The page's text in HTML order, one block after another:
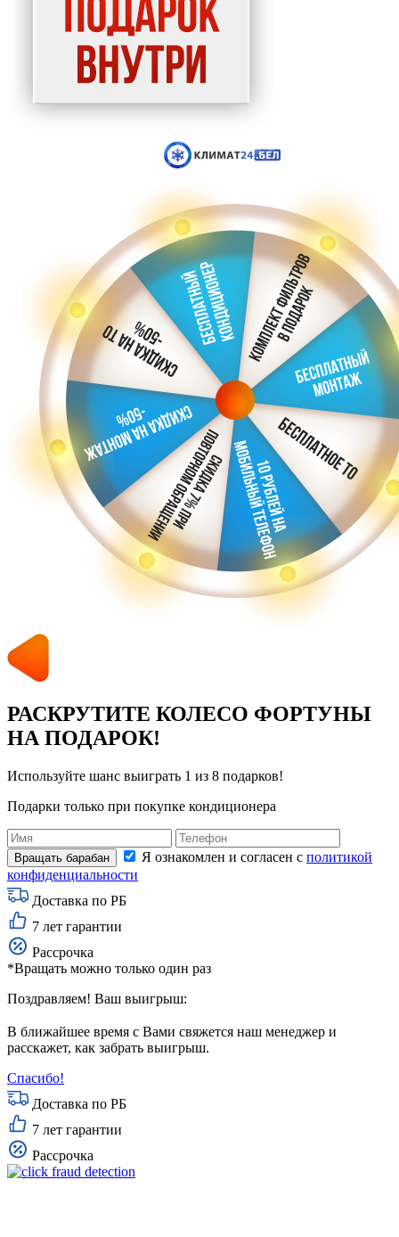
РАСКРУТИТЕ КОЛЕСО ФОРТУНЫ
НА ПОДАРОК!
Используйте шанс выиграть 1 из 8 подарков!
Подарки только при покупке кондиционера
Я ознакомлен и согласен с политикой
конфиденциальности
Доставка по РБ
7 лет гарантии
Рассрочка
*Вращать можно только один раз
Поздравляем! Ваш выигрыш:
В ближайшее время с Вами свяжется наш менеджер и
расскажет, как забрать выигрыш.
Спасибо!
Доставка по РБ
7 лет гарантии
Рассрочка